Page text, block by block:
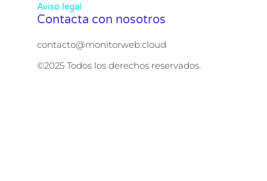
Aviso legal
Contacta con nosotros
contacto@monitorweb.cloud
©2025 Todos los derechos reservados.